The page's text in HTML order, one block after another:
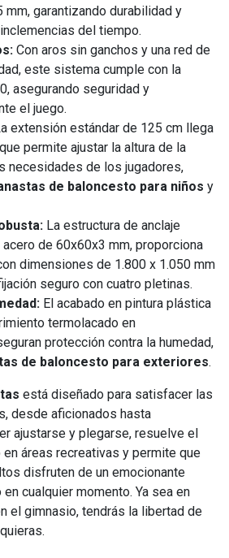
mm, garantizando durabilidad y
del tiempo.
Con aros sin ganchos y una red de
este sistema cumple con la
asegurando seguridad y
el juego.
extensión estándar de 125 cm llega
permite ajustar la altura de la
necesidades de los jugadores,
de baloncesto para niños y
La estructura de anclaje
acero de 60x60x3 mm, proporciona
dimensiones de 1.800 x 1.050 mm
seguro con cuatro pletinas.
El acabado en pintura plástica
termolacado en
protección contra la humedad,
de baloncesto para exteriores.
está diseñado para satisfacer las
desde aficionados hasta
ajustarse y plegarse, resuelve el
áreas recreativas y permite que
disfruten de un emocionante
cualquier momento. Ya sea en
el gimnasio, tendrás la libertad de